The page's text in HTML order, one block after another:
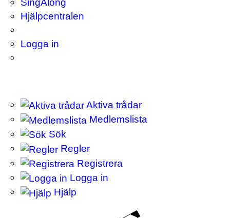
Hjälpcentralen
Logga in
Aktiva trådar
Medlemslista
Sök
Regler
Registrera
Logga in
Hjälp